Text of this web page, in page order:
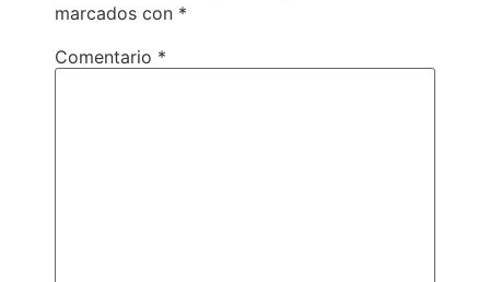
marcados con *
Comentario *